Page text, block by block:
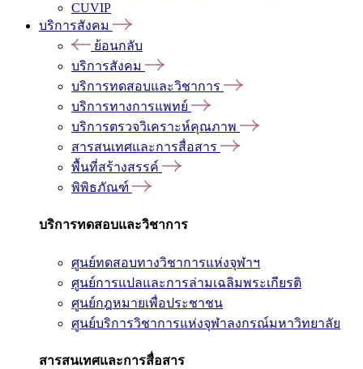
CUVIP
บริการสังคม
ย้อนกลับ
บริการสังคม
บริการทดสอบและวิชาการ
บริการทางการแพทย์
บริการตรวจวิเคราะห์คุณภาพ
สารสนเทศและการสื่อสาร
พื้นที่สร้างสรรค์
พิพิธภัณฑ์
บริการทดสอบและวิชาการ
ศูนย์ทดสอบทางวิชาการแห่งจุฬาฯ
ศูนย์การแปลและการล่ามเฉลิมพระเกียรติ
ศูนย์กฎหมายเพื่อประชาชน
ศูนย์บริการวิชาการแห่งจุฬาลงกรณ์มหาวิทยาลัย
สารสนเทศและการสื่อสาร